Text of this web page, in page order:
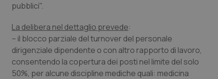
Toscana
Umbria
Obesità
Oftalmologia
pubblici".
La delibera nel dettaglio prevede:
– il blocco parziale del turnover del personale
dirigenziale dipendente o con altro rapporto di lavoro,
consentendo la copertura dei posti nel limite del solo
50%, per alcune discipline mediche quali: medicina